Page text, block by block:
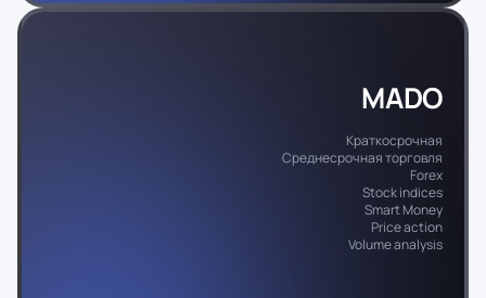
MADO
Краткосрочная
Среднесрочная торговля
Forex
Stock indices
Smart Money
Price action
Volume analysis